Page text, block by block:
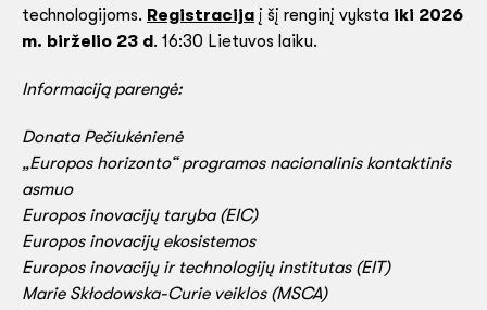
technologijoms. Registracija į šį renginį vyksta iki 2026
m. birželio 23 d. 16:30 Lietuvos laiku.
Informaciją parengė:
Donata Pečiukėnienė
„Europos horizonto“ programos nacionalinis kontaktinis
asmuo
Europos inovacijų taryba (EIC)
Europos inovacijų ekosistemos
Europos inovacijų ir technologijų institutas (EIT)
Marie Skłodowska-Curie veiklos (MSCA)